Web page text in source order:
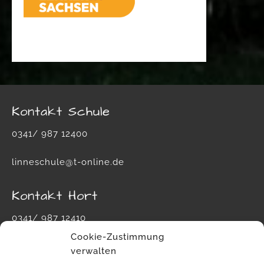
Cookie-Zustimmung
verwalten
Kontakt Schule
0341/ 987 12400
linneschule@t-online.de
Kontakt Hort
0341/ 987 12410
hort-carl-von-linne-schule@leipzig.de